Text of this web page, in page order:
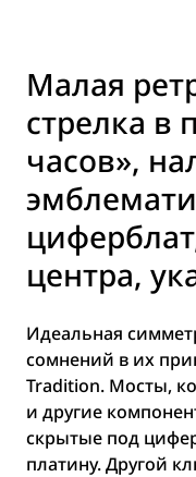
Малая
стрелка в
часов»,
центра,
Идеальная
сомнений в их
Tradition. Мосты,
и другие
скрытые под
платину. Другой